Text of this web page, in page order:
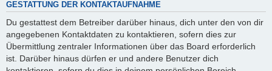
GESTATTUNG DER KONTAKTAUFNAHME
Du gestattest dem Betreiber darüber hinaus, dich unter den von dir
angegebenen Kontaktdaten zu kontaktieren, sofern dies zur
Übermittlung zentraler Informationen über das Board erforderlich
ist. Darüber hinaus dürfen er und andere Benutzer dich